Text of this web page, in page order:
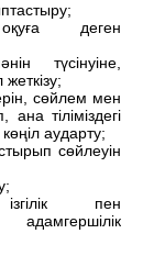
деген
түсінуіне,
сөйлем мен
тіліміздегі
аударту;
сөйлеуін
пен